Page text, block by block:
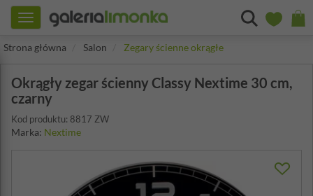
Toggle
navigation
Strona główna
Salon Zegary ścienne okrągłe
Okrągły zegar ścienny Classy Nextime 30 cm,
czarny
Kod produktu: 8817 ZW
Marka: Nextime